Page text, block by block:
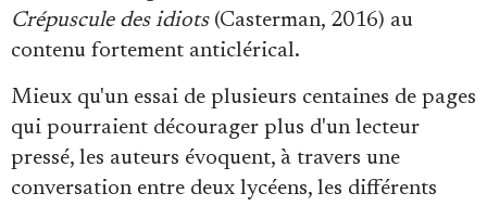
Crépuscule des idiots(Casterman, 2016) au
contenu fortement anticlérical.
Mieux qu'un essai de plusieurs centaines de pages
qui pourraient décourager plus d'un lecteur
pressé, les auteurs évoquent, à travers une
conversation entre deux lycéens, les différents